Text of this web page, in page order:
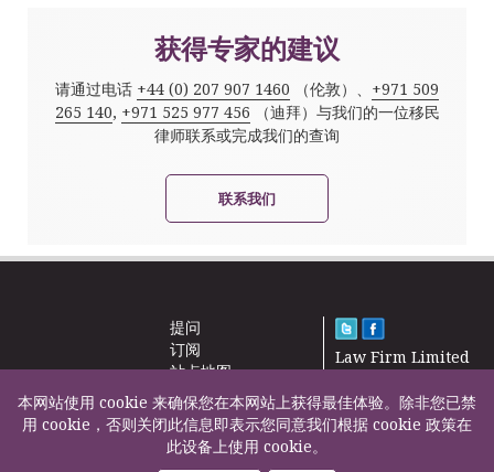
获得专家的建议
请通过电话 +44 (0) 207 907 1460 （伦敦）、 +971 509
265 140, +971 525 977 456 （迪拜）与我们的一位移民
律师联系或完成我们的查询
联系我们
提问
订阅
站点地图
新闻
联系我们
Law Firm Limited
F200500002
本网站使用 cookie 来确保您在本网站上获得最佳体验。除非您已禁
用 cookie，否则关闭此信息即表示您同意我们根据 cookie 政策在
此设备上使用 cookie。